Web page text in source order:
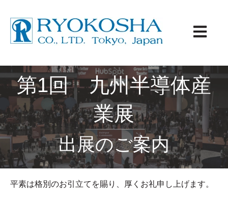
メインナ
第1回 九州半導体産
業展
出展のご案内
平素は格別のお引立てを賜り、厚くお礼申し上げます。